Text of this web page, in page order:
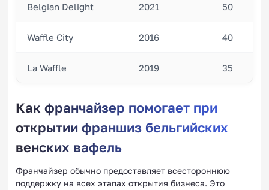
Belgian Delight 2021 50
Waffle City 2016 40
La Waffle 2019 35
Как франчайзер помогает при
открытии франшиз бельгийских
венских вафель
Франчайзер обычно предоставляет всестороннюю
поддержку на всех этапах открытия бизнеса. Это